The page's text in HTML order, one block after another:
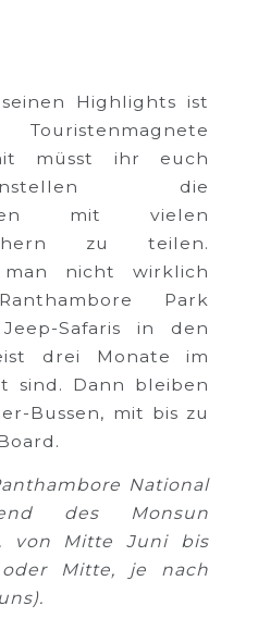
Highlights ist
müsst ihr euch
die
mit vielen
zu teilen.
nicht wirklich
Park
Safaris in den
drei Monate im
sind. Dann bleiben
Bussen, mit bis zu
National
des Monsun
von Mitte Juni bis
Mitte, je nach